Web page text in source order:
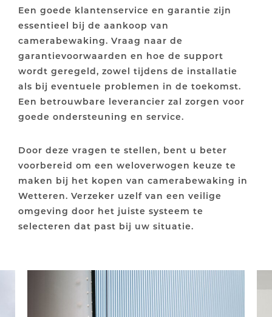
Een goede klantenservice en garantie zijn
essentieel bij de aankoop van
camerabewaking. Vraag naar de
garantievoorwaarden en hoe de support
wordt geregeld, zowel tijdens de installatie
als bij eventuele problemen in de toekomst.
Een betrouwbare leverancier zal zorgen voor
goede ondersteuning en service.
Door deze vragen te stellen, bent u beter
voorbereid om een weloverwogen keuze te
maken bij het kopen van camerabewaking in
Wetteren. Verzeker uzelf van een veilige
omgeving door het juiste systeem te
selecteren dat past bij uw situatie.